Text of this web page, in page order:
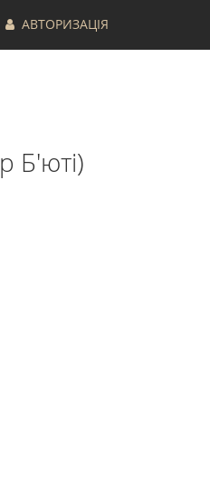
АВТОРИЗАЦІЯ
Б'юті)